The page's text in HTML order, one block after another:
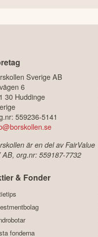
Sverige AB
6
30 Huddinge
559236-5141
är en del av FairValue
AB, org.nr: 559187-7732
& Fonder
fonderna